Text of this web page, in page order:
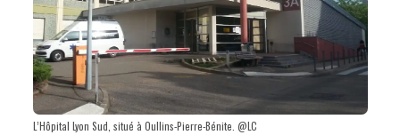
L’Hôpital Lyon Sud, situé à Oullins-Pierre-Bénite. @LC